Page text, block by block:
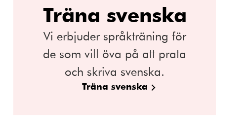
Träna svenska
Vi erbjuder språkträning för
de som vill öva på att prata
och skriva svenska.
Träna svenska